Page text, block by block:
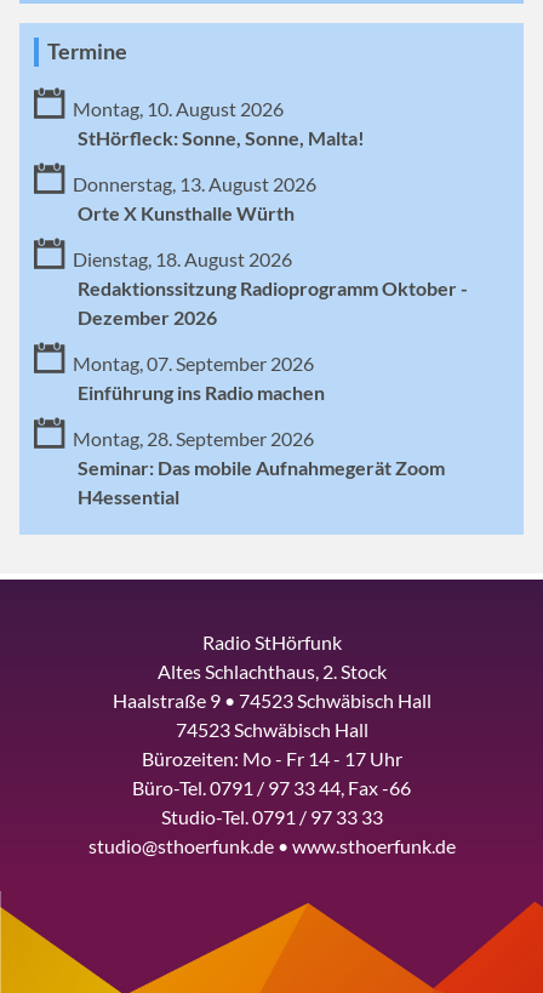
Termine
Montag, 10. August 2026
StHörfleck: Sonne, Sonne, Malta!
Donnerstag, 13. August 2026
Orte X Kunsthalle Würth
Dienstag, 18. August 2026
Redaktionssitzung Radioprogramm Oktober -
Dezember 2026
Montag, 07. September 2026
Einführung ins Radio machen
Montag, 28. September 2026
Seminar: Das mobile Aufnahmegerät Zoom
H4essential
Radio StHörfunk
Altes Schlachthaus, 2. Stock
Haalstraße 9 • 74523 Schwäbisch Hall
74523 Schwäbisch Hall
Bürozeiten: Mo - Fr 14 - 17 Uhr
Büro-Tel. 0791 / 97 33 44, Fax -66
Studio-Tel. 0791 / 97 33 33
studio@sthoerfunk.de • www.sthoerfunk.de